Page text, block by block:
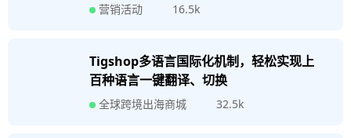
营销活动 16.5k
Tigshop多语言国际化机制，轻松实现上
百种语言一键翻译、切换
全球跨境出海商城 32.5k